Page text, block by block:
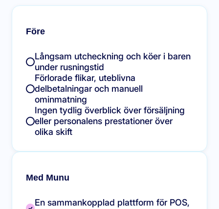
Före
Långsam utcheckning och köer i baren
under rusningstid
Förlorade flikar, uteblivna
delbetalningar och manuell
ominmatning
Ingen tydlig överblick över försäljning
eller personalens prestationer över
olika skift
Med Munu
En sammankopplad plattform för POS,